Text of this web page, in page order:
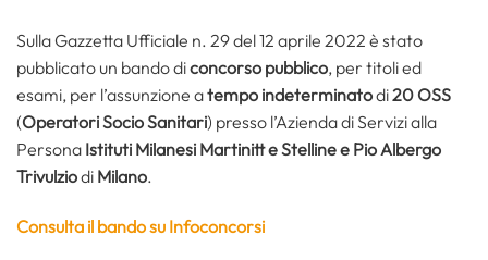
Sulla Gazzetta Ufficiale n. 29 del 12 aprile 2022 è stato
pubblicato un bando diconcorso pubblico, per titoli ed
esami, per l’assunzione atempo indeterminatodi20 OSS
(Operatori Socio Sanitari) presso l’Azienda di Servizi alla
Persona Istituti Milanesi Martinitt e Stelline e Pio Albergo
Trivulziodi Milano.
Consulta il bando su Infoconcorsi